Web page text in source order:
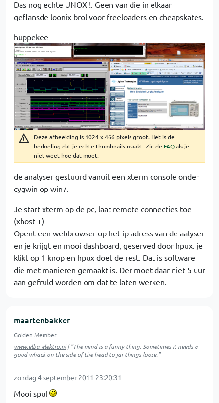
Das nog echte UNOX !. Geen van die in elkaar
geflansde loonix brol voor freeloaders en cheapskates.
huppekee
Deze afbeelding is 1024 x 466 pixels groot. Het is de
bedoeling dat je echte thumbnails maakt. Zie de FAQals je
niet weet hoe dat moet.
de analyser gestuurd vanuit een xterm console onder
cygwin op win7.
Je start xterm op de pc, laat remote connecties toe
(xhost +)
Opent een webbrowser op het ip adress van de aalyser
en je krijgt en mooi dashboard, geserved door hpux. je
klikt op 1 knop en hpux doet de rest. Dat is software
die met manieren gemaakt is. Der moet daar niet 5 uur
aan gefruld worden om dat te laten werken.
maartenbakker
Golden Member
www.elba-elektro.nl| "The mind is a funny thing. Sometimes it needs a
good whack on the side of the head to jar things loose."
zondag 4 september 2011 23:20:31
Mooi spul